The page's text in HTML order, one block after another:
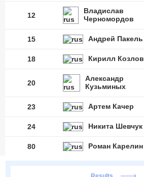
12
Владислав
Черномордов
15 Андрей Пакель
18 Кирилл Козлов
20
Александр
Кузьминых
23 Артем Качер
24 Никита Шевчук
80 Роман Карелин